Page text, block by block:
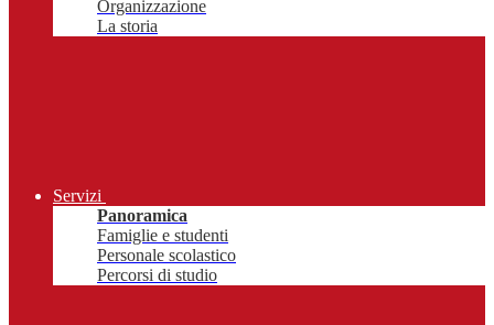
Organizzazione
La storia
Servizi
Panoramica
Famiglie e studenti
Personale scolastico
Percorsi di studio